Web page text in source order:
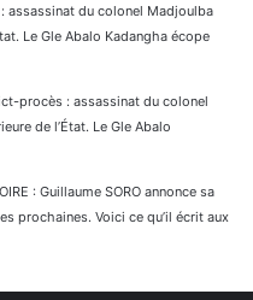
assassinat du colonel Madjoulba
Le Gle Abalo Kadangha écope
procès : assassinat du colonel
de l’État. Le Gle Abalo
: Guillaume SORO annonce sa
prochaines. Voici ce qu’il écrit aux